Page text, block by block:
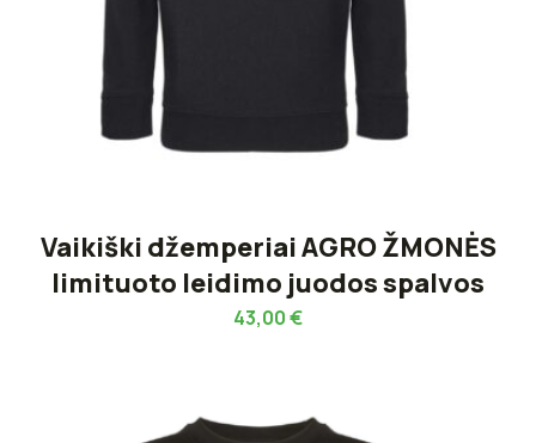
Vaikiški džemperiai AGRO ŽMONĖS
limituoto leidimo juodos spalvos
43,00€